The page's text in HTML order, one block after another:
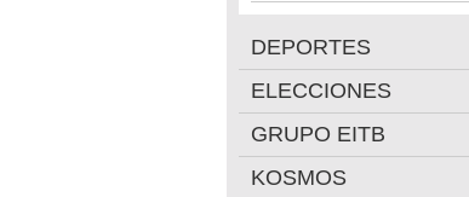
DEPORTES
ELECCIONES
GRUPO EITB
KOSMOS